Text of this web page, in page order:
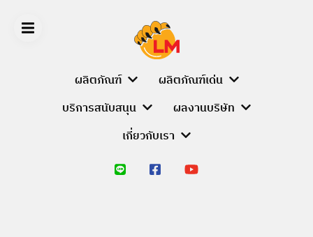
ผลิตภัณฑ์
ผลิตภัณฑ์เด่น
บริการสนับสนุน
ผลงานบริษัท
เกี่ยวกับเรา